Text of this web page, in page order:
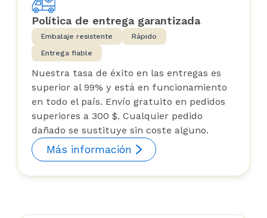
Política de entrega garantizada
Embalaje resistente
Rápido
Entrega fiable
Nuestra tasa de éxito en las entregas es
superior al 99% y está en funcionamiento
en todo el país. Envío gratuito en pedidos
superiores a 300 $. Cualquier pedido
dañado se sustituye sin coste alguno.
Más información